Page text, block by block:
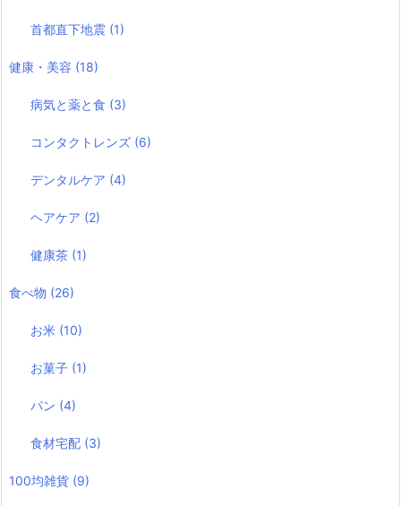
首都直下地震 (1)
健康・美容 (18)
病気と薬と食 (3)
コンタクトレンズ (6)
デンタルケア (4)
ヘアケア (2)
健康茶 (1)
食べ物 (26)
お米 (10)
お菓子 (1)
パン (4)
食材宅配 (3)
100均雑貨 (9)